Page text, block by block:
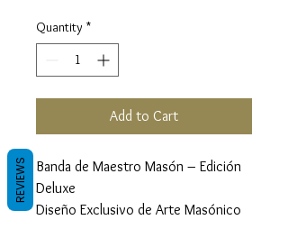
Quantity *
Add to Cart
Banda de Maestro Masón – Edición
Deluxe
Diseño Exclusivo de Arte Masónico
REVIEWS